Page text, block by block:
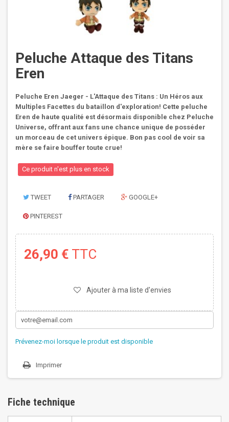
Peluche Attaque des Titans
Eren
Peluche Eren Jaeger - L'Attaque des Titans : Un Héros aux
Multiples Facettes du bataillon d'exploration! Cette peluche
Eren de haute qualité est désormais disponible chez Peluche
Universe, offrant aux fans une chance unique de posséder
un morceau de cet univers épique. Bon pas cool de voir sa
mère se faire bouffer toute crue!
Ce produit n'est plus en stock
TWEET PARTAGER GOOGLE+
PINTEREST
26,90 € TTC
Ajouter à ma liste d'envies
Prévenez-moi lorsque le produit est disponible
Imprimer
Fiche technique